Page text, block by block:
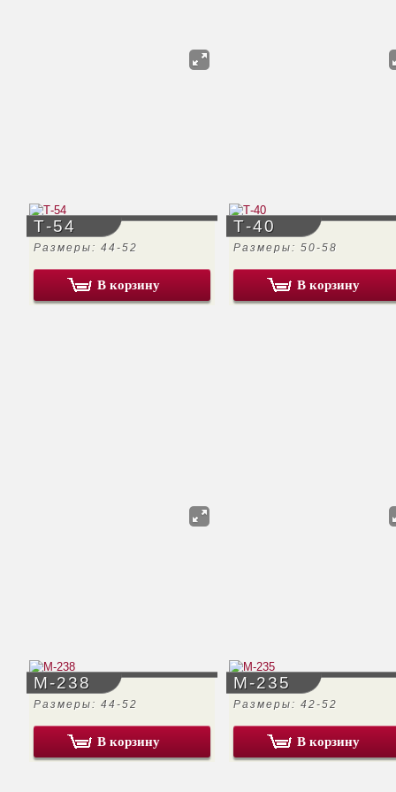
Т-54
Размеры: 44-52
В корзину
Т-40
Размеры: 50-58
В корзину
М-238
Размеры: 44-52
В корзину
М-235
Размеры: 42-52
В корзину